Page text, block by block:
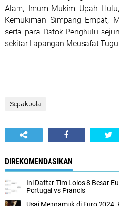
Alam, Imum Mukim Upah
Kemukiman Simpang Empat,
serta para Datok Penghulu
sekitar Lapangan Meusafat Tugu
Sepakbola
DIREKOMENDASIKAN
Ini Daftar Tim Lolos 8 Besar
Portugal vs Prancis
Usai Mengamuk di Euro 2024,